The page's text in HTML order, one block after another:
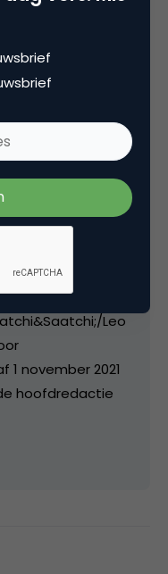
Marketingfacts
ik freelance
bij
ik bij Insites
Leo
1 november 2021
hoofdredactie